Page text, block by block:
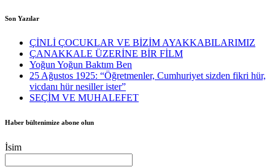
Son Yazılar
ÇİNLİ ÇOCUKLAR VE BİZİM AYAKKABILARIMIZ
ÇANAKKALE ÜZERİNE BİR FİLM
Yoğun Yoğun Baktım Ben
25 Ağustos 1925: “Öğretmenler, Cumhuriyet sizden fikri hür,
vicdanı hür nesiller ister”
SEÇİM VE MUHALEFET
Haber bültenimize abone olun
İsim